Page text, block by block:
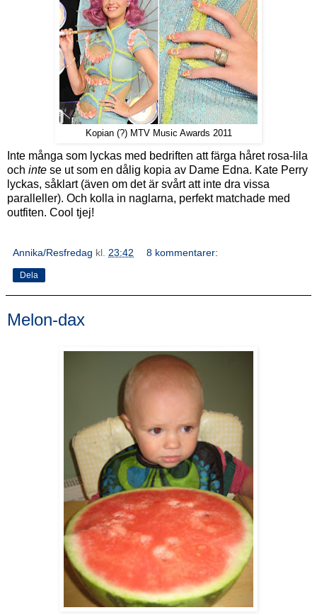
Kopian (?) MTV Music Awards 2011
Inte många som lyckas med bedriften att färga håret rosa-lila
och inte se ut som en dålig kopia av Dame Edna. Kate Perry
lyckas, såklart (även om det är svårt att inte dra vissa
paralleller). Och kolla in naglarna, perfekt matchade med
outfiten. Cool tjej!
Annika/Resfredag kl. 23:42 8 kommentarer:
Dela
Melon-dax